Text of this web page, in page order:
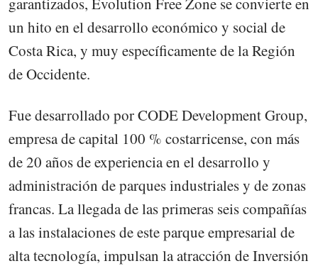
un hito en el desarrollo económico y social de
Costa Rica, y muy específicamente de la Región
de Occidente.
Fue desarrollado por CODE Development Group,
empresa de capital 100 % costarricense, con más
de 20 años de experiencia en el desarrollo y
administración de parques industriales y de zonas
francas. La llegada de las primeras seis compañías
a las instalaciones de este parque empresarial de
alta tecnología, impulsan la atracción de Inversión